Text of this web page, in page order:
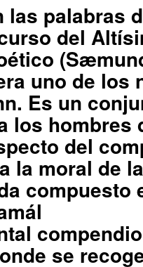
las palabras
del
uno de los
Es un
los hombres
del
la moral de
compuesto
se